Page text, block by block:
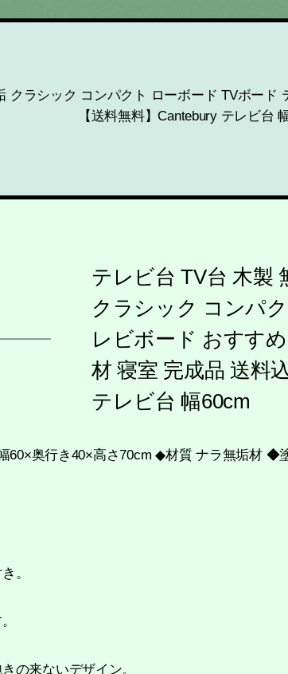
ラシック コンパクト ローボード TVボー
【送料無料】Cantebury テレビ台
テレビ台 TV台 木製
クラシック コンパ
レビボード おすす
材 寝室 完成品 送料
テレビ台 幅60cm
60×奥行き40×高さ70cm ◆材質 ナラ無垢材 ◆
。
の来ないデザイン。